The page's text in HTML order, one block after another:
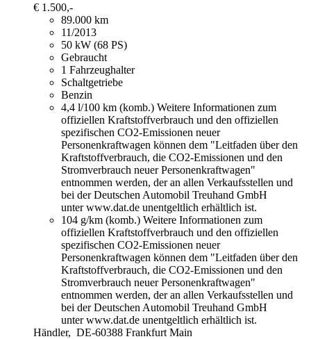
€ 1.500,-
89.000 km
11/2013
50 kW (68 PS)
Gebraucht
1 Fahrzeughalter
Schaltgetriebe
Benzin
4,4 l/100 km (komb.) Weitere Informationen zum
offiziellen Kraftstoffverbrauch und den offiziellen
spezifischen CO2-Emissionen neuer
Personenkraftwagen können dem "Leitfaden über den
Kraftstoffverbrauch, die CO2-Emissionen und den
Stromverbrauch neuer Personenkraftwagen"
entnommen werden, der an allen Verkaufsstellen und
bei der Deutschen Automobil Treuhand GmbH
unter www.dat.de unentgeltlich erhältlich ist.
104 g/km (komb.) Weitere Informationen zum
offiziellen Kraftstoffverbrauch und den offiziellen
spezifischen CO2-Emissionen neuer
Personenkraftwagen können dem "Leitfaden über den
Kraftstoffverbrauch, die CO2-Emissionen und den
Stromverbrauch neuer Personenkraftwagen"
entnommen werden, der an allen Verkaufsstellen und
bei der Deutschen Automobil Treuhand GmbH
unter www.dat.de unentgeltlich erhältlich ist.
Händler, DE-60388 Frankfurt Main